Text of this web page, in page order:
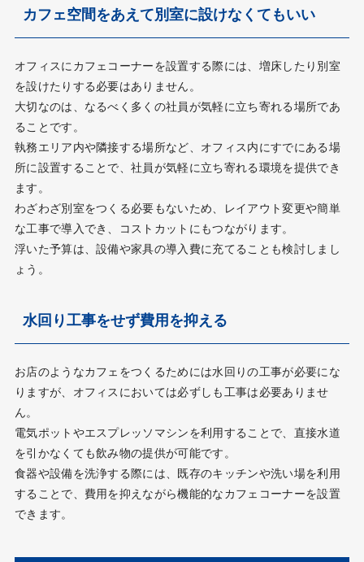
カフェ空間をあえて別室に設けなくてもいい
オフィスにカフェコーナーを設置する際には、増床したり別室
を設けたりする必要はありません。
大切なのは、なるべく多くの社員が気軽に立ち寄れる場所であ
ることです。
執務エリア内や隣接する場所など、オフィス内にすでにある場
所に設置することで、社員が気軽に立ち寄れる環境を提供でき
ます。
わざわざ別室をつくる必要もないため、レイアウト変更や簡単
な工事で導入でき、コストカットにもつながります。
浮いた予算は、設備や家具の導入費に充てることも検討しまし
ょう。
水回り工事をせず費用を抑える
お店のようなカフェをつくるためには水回りの工事が必要にな
りますが、オフィスにおいては必ずしも工事は必要ありませ
ん。
電気ポットやエスプレッソマシンを利用することで、直接水道
を引かなくても飲み物の提供が可能です。
食器や設備を洗浄する際には、既存のキッチンや洗い場を利用
することで、費用を抑えながら機能的なカフェコーナーを設置
できます。